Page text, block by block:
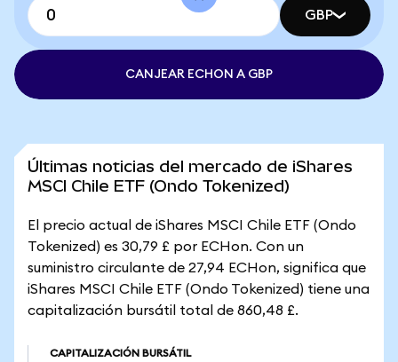
GBP
CANJEAR ECHON A GBP
Últimas noticias del mercado de iShares
MSCI Chile ETF (Ondo Tokenized)
El precio actual de iShares MSCI Chile ETF (Ondo
Tokenized) es 30,79 £ por ECHon. Con un
suministro circulante de 27,94 ECHon, significa que
iShares MSCI Chile ETF (Ondo Tokenized) tiene una
capitalización bursátil total de 860,48 £.
CAPITALIZACIÓN BURSÁTIL